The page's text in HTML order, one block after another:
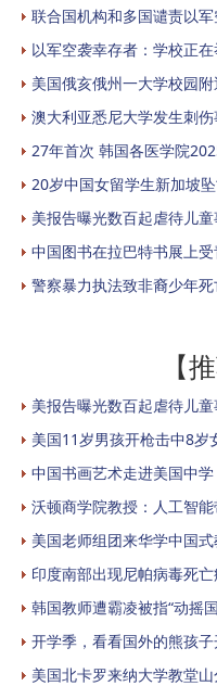
联合国机构和多国谴责以
以军空袭幸存者：学校正
美国俄亥俄州一大学校园
澳大利亚悉尼大学发生刺
27年首次 韩国各医学院
20岁中国女留学生新加坡
美报告曝光数百起虐待儿
中国图书在拉巴特书展上
警察暴力执法致非裔少年
【
美报告曝光数百起虐待儿
美国11岁男孩开枪击中8岁
中国书画艺术走进美国中学
沃顿商学院教授：人工智
美国老师组团来华学中国
印度南部出现尼帕病毒死
韩国教师遭霸凌被指“动摇
开学季，看看国外的熊孩
美国北卡罗来纳大学教堂